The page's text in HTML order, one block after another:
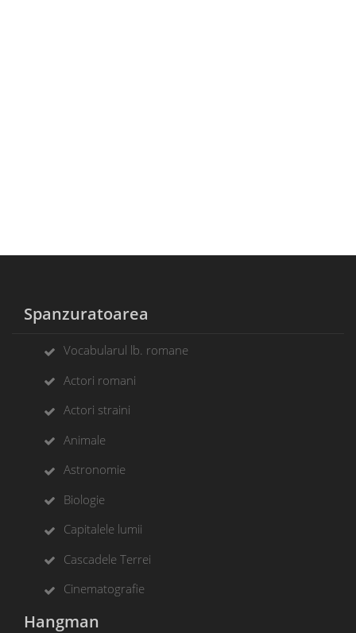
Spanzuratoarea
Vocabularul lb. romane
Actori romani
Actori straini
Animale
Astronomie
Biologie
Capitalele lumii
Cascadele Terrei
Cinematografie
Hangman